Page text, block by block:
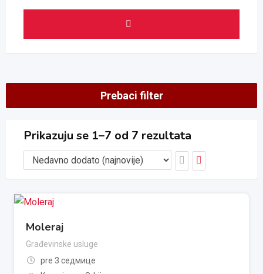
Prebaci filter
Prikazuju se 1–7 od 7 rezultata
Moleraj
Građevinske usluge
pre 3 седмице